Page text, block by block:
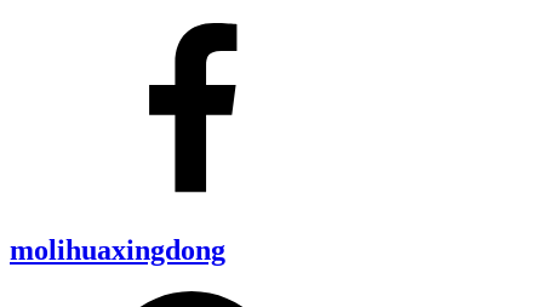
molihuaxingdong